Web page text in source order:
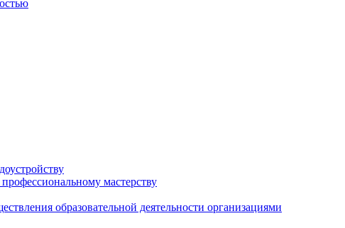
мастерству
образовательной деятельности организациями